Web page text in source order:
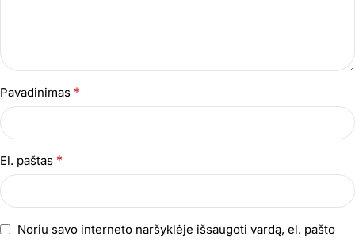
Pavadinimas *
El. paštas *
Noriu savo interneto naršyklėje išsaugoti vardą, el. pašto